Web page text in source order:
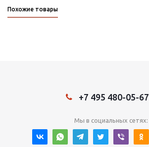
Похожие товары
+7 495 480-05-67
Мы в социальных сетях: